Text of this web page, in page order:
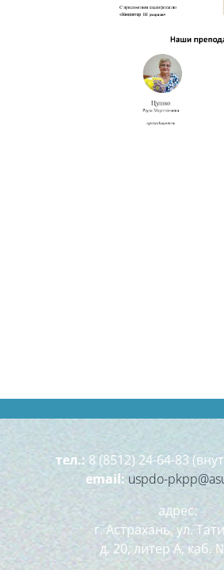
тел.: 8 (8512) 24-64-83
email: uspdo-
адрес:
г. Астрахань, ул.
д. 20, литер А, каб.